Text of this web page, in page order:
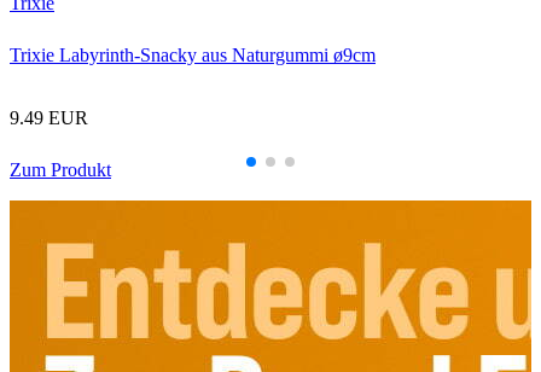
Trixie Labyrinth-Snacky aus Naturgummi ø9cm
9.49 EUR
Zum Produkt